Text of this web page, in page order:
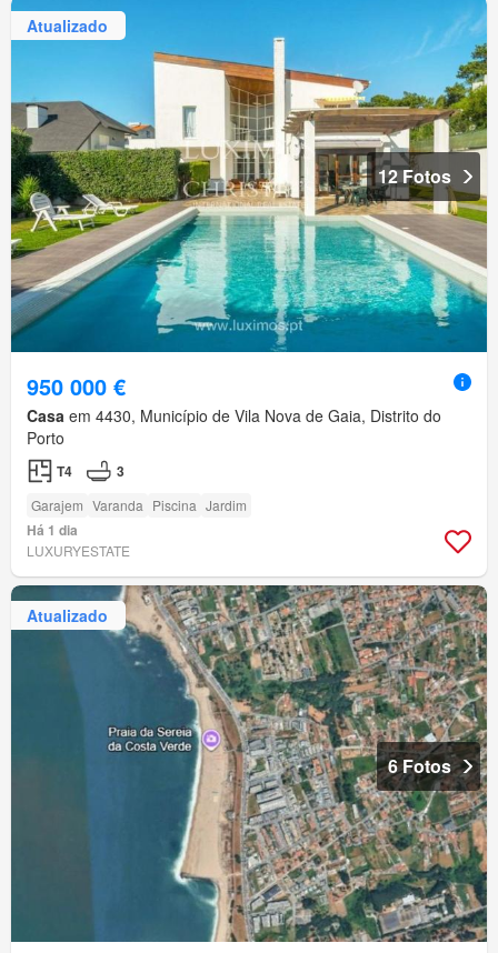
Atualizado
12 Fotos
950 000 €
Casa em 4430, Município de Vila Nova de Gaia, Distrito do
Porto
T4 3
Garajem Varanda Piscina Jardim
Há 1 dia
LUXURYESTATE
Atualizado
6 Fotos